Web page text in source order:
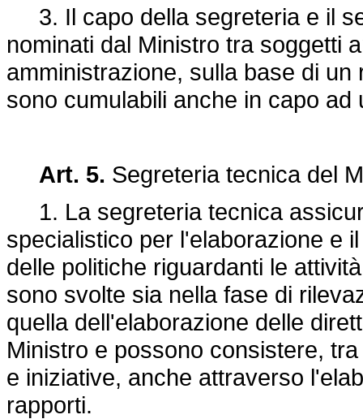
3. Il capo della segreteria e il
nominati dal Ministro tra soggetti
amministrazione, sulla base di
sono cumulabili anche in capo
Art. 5. Segreteria tecnica del
1. La segreteria tecnica
specialistico per l'elaborazione e
delle politiche riguardanti le
sono svolte sia nella fase di
quella dell'elaborazione delle
Ministro e possono consistere,
e iniziative, anche attraverso
rapporti.